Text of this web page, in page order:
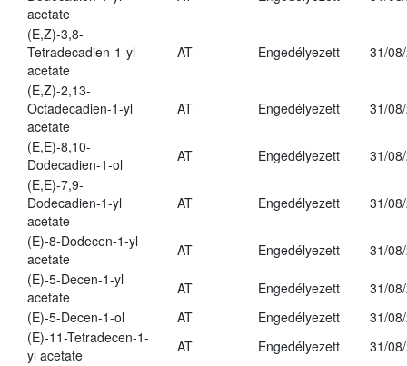
acetate
(E,Z)-3,8-
Tetradecadien-1-yl
acetate
AT Engedélyezett 31/
(E,Z)-2,13-
Octadecadien-1-yl
acetate
AT Engedélyezett 31/
(E,E)-8,10-
Dodecadien-1-ol
AT Engedélyezett
31/
(E,E)-7,9-
Dodecadien-1-yl
acetate
AT Engedélyezett 31/
(E)-8-Dodecen-1-yl
acetate
AT Engedélyezett
31/
(E)-5-Decen-1-yl
acetate
AT Engedélyezett
31/
(E)-5-Decen-1-ol
AT Engedélyezett
31/
(E)-11-Tetradecen-1-
yl acetate
AT Engedélyezett 31/